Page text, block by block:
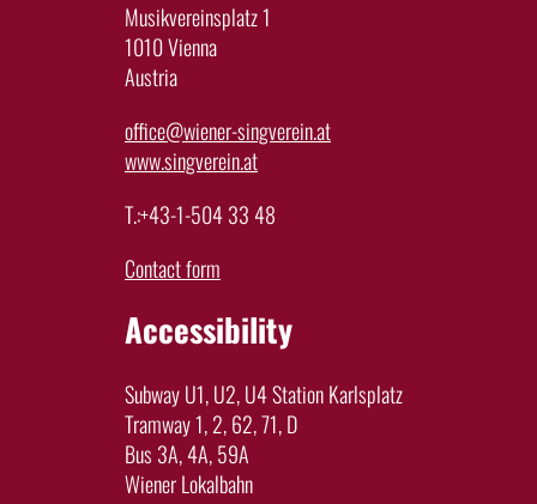
Musikvereinsplatz 1
1010 Vienna
Austria
office@wiener-singverein.at
www.singverein.at
T.:+43-1-504 33 48
Contact form
Accessibility
Subway U1, U2, U4 Station Karlsplatz
Tramway 1, 2, 62, 71, D
Bus 3A, 4A, 59A
Wiener Lokalbahn